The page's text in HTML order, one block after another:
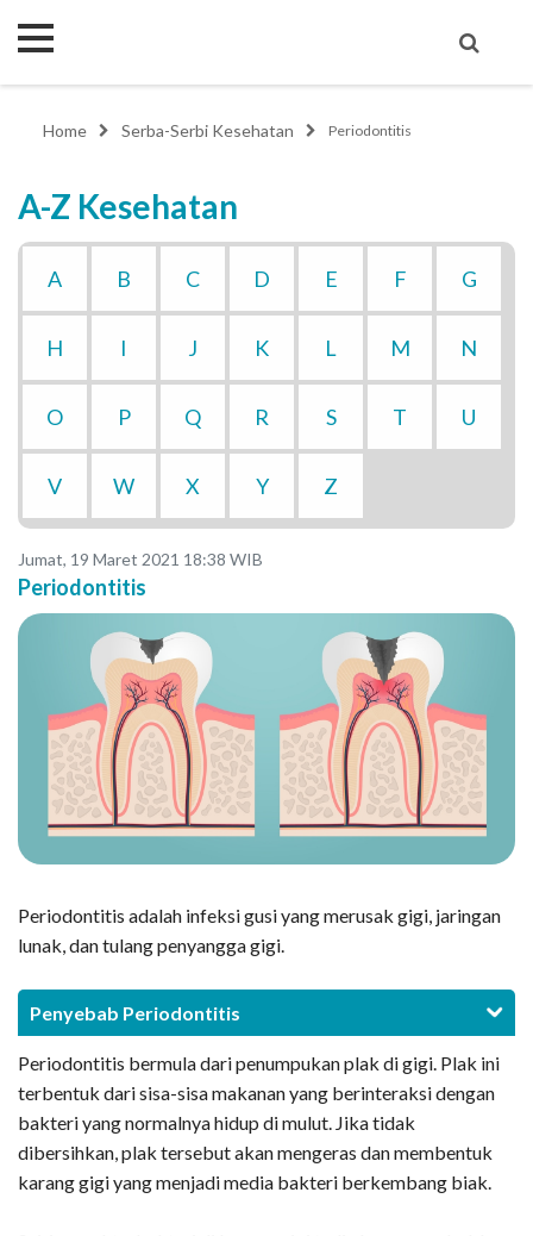
Home Serba-Serbi Kesehatan Periodontitis
A-Z Kesehatan
A B C D E F G
H I J K L M N
O P Q R S T U
V W X Y Z
Jumat, 19 Maret 2021 18:38 WIB
Periodontitis
Periodontitis adalah infeksi gusi yang merusak gigi, jaringan
lunak, dan tulang penyangga gigi.
Penyebab Periodontitis
Periodontitis bermula dari penumpukan plak di gigi. Plak ini
terbentuk dari sisa-sisa makanan yang berinteraksi dengan
bakteri yang normalnya hidup di mulut. Jika tidak
dibersihkan, plak tersebut akan mengeras dan membentuk
karang gigi yang menjadi media bakteri berkembang biak.